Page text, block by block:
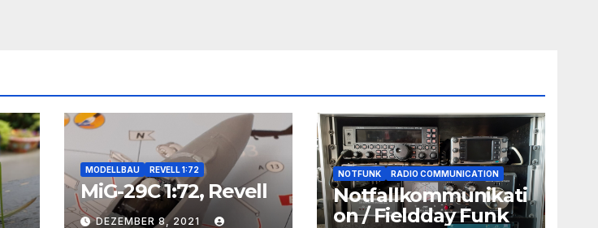
MODELLBAU REVELL 1:72
MiG-29C 1:72, Revell
DEZEMBER 8, 2021
NOTFUNK RADIO COMMUNICATION
Notfallkommunikati
on / Fieldday Funk